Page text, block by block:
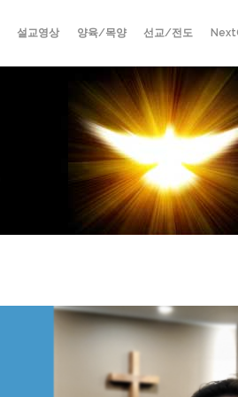
설교영상 양육/목양 선교/전도